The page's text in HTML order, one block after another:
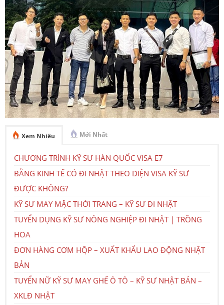
Xem Nhiều Mới Nhất
CHƯƠNG TRÌNH KỸ SƯ HÀN QUỐC VISA E7
BẰNG KINH TẾ CÓ ĐI NHẬT THEO DIỆN VISA KỸ SƯ
ĐƯỢC KHÔNG?
KỸ SƯ MAY MẶC THỜI TRANG – KỸ SƯ ĐI NHẬT
TUYỂN DỤNG KỸ SƯ NÔNG NGHIỆP ĐI NHẬT | TRỒNG
HOA
ĐƠN HÀNG CƠM HỘP – XUẤT KHẨU LAO ĐỘNG NHẬT
BẢN
TUYỂN NỮ KỸ SƯ MAY GHẾ Ô TÔ – KỸ SƯ NHẬT BẢN –
XKLĐ NHẬT